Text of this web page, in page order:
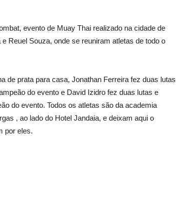
evento de Muay Thai realizado na cidade de
Reuel Souza, onde se reuniram atletas de todo o
de prata para casa, Jonathan Ferreira fez duas lutas
do evento e David Izidro fez duas lutas e
do evento. Todos os atletas são da academia
, ao lado do Hotel Jandaia, e deixam aqui o
por eles.